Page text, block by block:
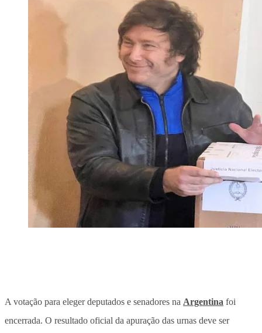
A votação para eleger deputados e senadores na Argentina foi
encerrada. O resultado oficial da apuração das urnas deve ser